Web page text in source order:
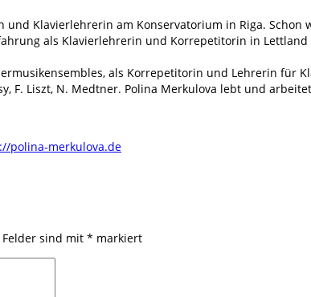
Klavierlehrerin am Konservatorium in Riga.
als Klavierlehrerin und Korrepetitorin in
als Korrepetitorin und Lehrerin für
F. Liszt, N. Medtner. Polina Merkulova lebt und
polina-merkulova.de
sind mit * markiert